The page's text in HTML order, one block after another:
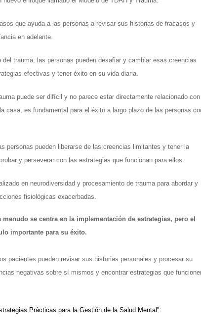
que ayuda a las personas a revisar sus historias de fracasos y
en adelante.
trauma, las personas pueden desafiar y cambiar esas creencias
efectivas y tener éxito en su vida diaria.
puede ser difícil y no parece estar directamente relacionado con
casa, es fundamental para el éxito a largo plazo de las personas
personas pueden liberarse de las creencias limitantes y tener la
y perseverar con las estrategias que funcionan para ellos.
en neurodiversidad y procesamiento de trauma para abordar y
fisiológicas exacerbadas.
se centra en la implementación de estrategias, pero el
importante para su éxito.
pacientes pueden revisar sus historias personales y procesar su
negativas sobre sí mismos y encontrar estrategias que
Prácticas para la Gestión de la Salud Mental":